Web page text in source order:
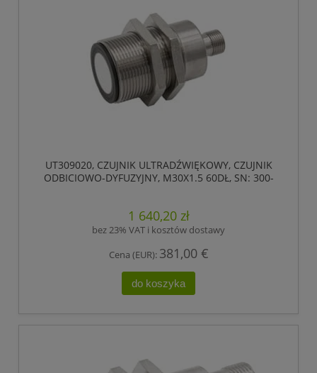
UT309020, CZUJNIK ULTRADŹWIĘKOWY, CZUJNIK
ODBICIOWO-DYFUZYJNY, M30X1.5 60DŁ, SN: 300-
1 640,20 zł
bez 23% VAT i kosztów dostawy
Cena (EUR): 381,00 €
do koszyka